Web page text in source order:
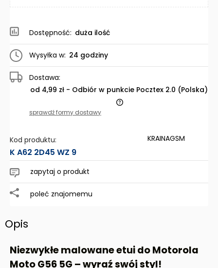
Dostępność: duża ilość
Wysyłka w: 24 godziny
Dostawa:
od 4,99 zł - Odbiór w punkcie Pocztex 2.0 (Polska)
Cena nie zawiera ewentualnych kosztów płatności
sprawdź formy dostawy
Kod produktu:
K A62 2D45 WZ 9
KRAINAGSM
zapytaj o produkt
poleć znajomemu
Opis
Niezwykłe malowane etui doMotorola
Moto G56 5G – wyraź swój styl!